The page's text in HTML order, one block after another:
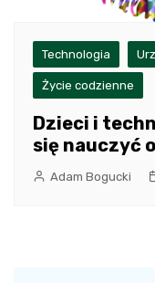
Technologia
Życie codzienne
Dzieci i
się nauczyć
Adam Bogucki